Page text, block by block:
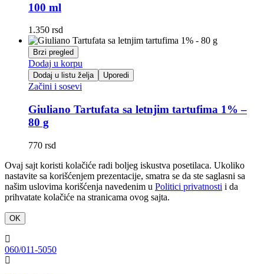
100 ml
1.350 rsd
Brzi pregled
Dodaj u korpu
Dodaj u listu želja Uporedi
Začini i sosevi
Giuliano Tartufata sa letnjim tartufima 1% –
80 g
770 rsd
Ovaj sajt koristi kolačiće radi boljeg iskustva posetilaca. Ukoliko
nastavite sa korišćenjem prezentacije, smatra se da ste saglasni sa
našim uslovima korišćenja navedenim u Politici privatnosti i da
prihvatate kolačiće na stranicama ovog sajta.
OK
060/011-5050